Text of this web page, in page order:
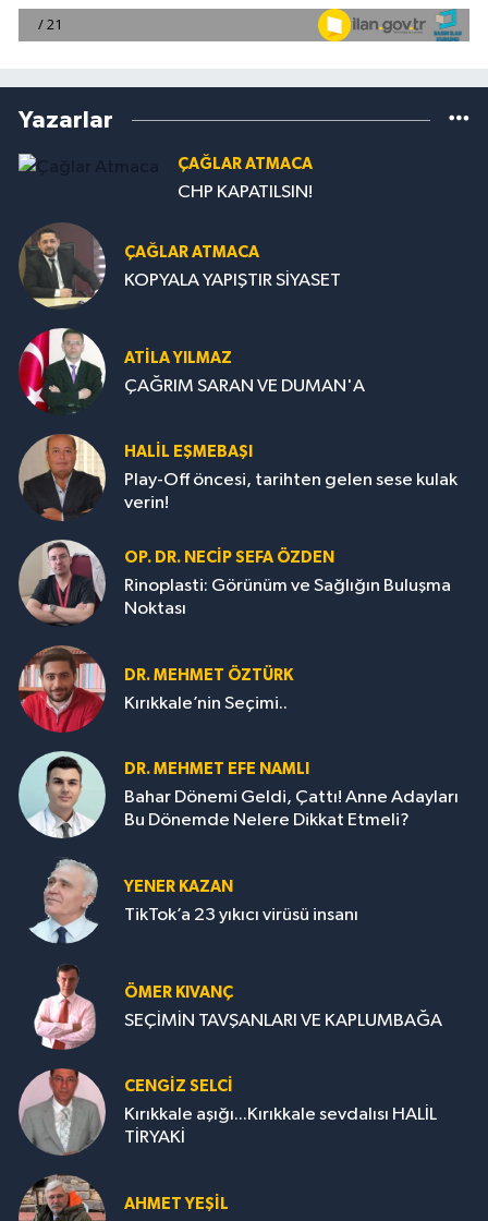
Yazarlar
ÇAĞLAR ATMACA
CHP KAPATILSIN!
ÇAĞLAR ATMACA
KOPYALA YAPIŞTIR SİYASET
ATILA YILMAZ
ÇAĞRIM SARAN VE DUMAN'A
HALIL EŞMEBAŞI
Play-Off öncesi, tarihten gelen sese kulak
verin!
OP. DR. NECIP SEFA ÖZDEN
Rinoplasti: Görünüm ve Sağlığın Buluşma
Noktası
DR. MEHMET ÖZTÜRK
Kırıkkale’nin Seçimi..
DR. MEHMET EFE NAMLI
Bahar Dönemi Geldi, Çattı! Anne Adayları
Bu Dönemde Nelere Dikkat Etmeli?
YENER KAZAN
TikTok’a 23 yıkıcı virüsü insanı
ÖMER KIVANÇ
SEÇİMİN TAVŞANLARI VE KAPLUMBAĞA
CENGİZ SELCİ
Kırıkkale aşığı...Kırıkkale sevdalısı HALİL
TİRYAKİ
AHMET YEŞİL